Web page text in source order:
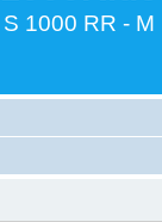
1000 RR -